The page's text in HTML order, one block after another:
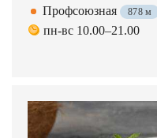
Профсоюзная 878 м
пн-вс 10.00–21.00